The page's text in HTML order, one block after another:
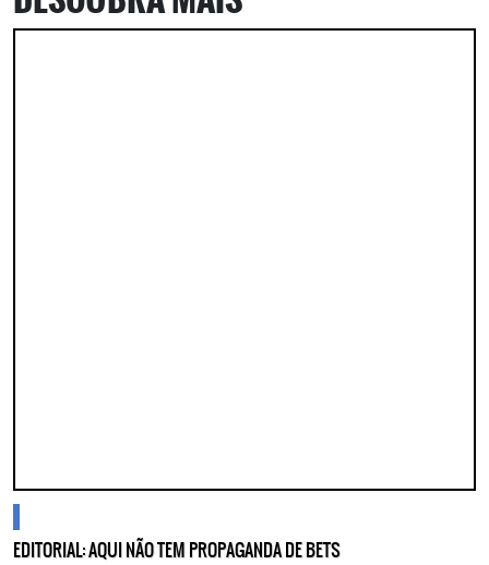
EDITORIAL: AQUI NÃO TEM PROPAGANDA DE BETS